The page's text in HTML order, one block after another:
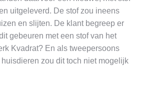
uitgeleverd. De stof zou ineens
en slijten. De klant begreep er
gebeuren met een stof van het
Kvadrat? En als tweepersoons
zou dit toch niet mogelijk